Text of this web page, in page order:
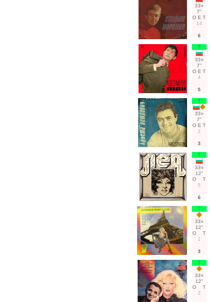
33○
7"
О Е Т
14
6
Т
33○
7"
О Е Т
4
5
Т
33○
7"
О Е Т
2
3
Т
33○
12"
О
Т
5
6
Т
33○
12"
О
Т
1
3
Т
33○
12"
О
Т
2